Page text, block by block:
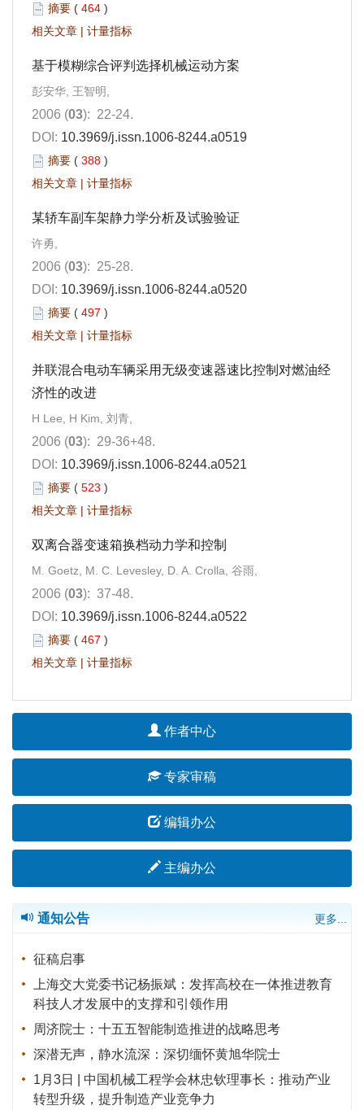
摘要 ( 464 )
相关文章 | 计量指标
基于模糊综合评判选择机械运动方案
彭安华, 王智明,
2006 (03): 22-24.
DOI: 10.3969/j.issn.1006-8244.a0519
摘要 ( 388 )
相关文章 | 计量指标
某轿车副车架静力学分析及试验验证
许勇,
2006 (03): 25-28.
DOI: 10.3969/j.issn.1006-8244.a0520
摘要 ( 497 )
相关文章 | 计量指标
并联混合电动车辆采用无级变速器速比控制对燃油经
济性的改进
H Lee, H Kim, 刘青,
2006 (03): 29-36+48.
DOI: 10.3969/j.issn.1006-8244.a0521
摘要 ( 523 )
相关文章 | 计量指标
双离合器变速箱换档动力学和控制
M. Goetz, M. C. Levesley, D. A. Crolla, 谷雨,
2006 (03): 37-48.
DOI: 10.3969/j.issn.1006-8244.a0522
摘要 ( 467 )
相关文章 | 计量指标
作者中心
专家审稿
编辑办公
主编办公
通知公告 更多...
征稿启事
上海交大党委书记杨振斌：发挥高校在一体推进教育
科技人才发展中的支撑和引领作用
周济院士：十五五智能制造推进的战略思考
深潜无声，静水流深：深切缅怀黄旭华院士
1月3日 | 中国机械工程学会林忠钦理事长：推动产业
转型升级，提升制造产业竞争力